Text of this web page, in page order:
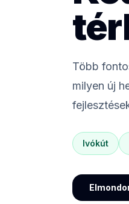
Több
milyen új
Ivókút